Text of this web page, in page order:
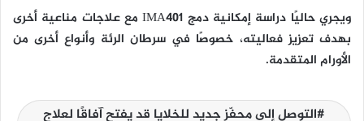
ويجري حاليًا دراسة إمكانية دمج IMA401 مع علاجات مناعية أخرى
بهدف تعزيز فعاليته، خصوصًا في سرطان الرئة وأنواع أخرى من
الأورام المتقدمة.
التوصل إلى محفّز جديد للخلايا قد يفتح آفاقًا لعلاج